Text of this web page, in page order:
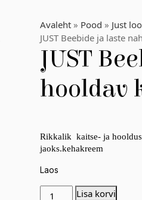
Avaleht » Pood » Just
JUST Beebide ja laste
JUST
hooldav
Rikkalik kaitse- ja
jaoks.kehakreem
Laos
Lisa korvi